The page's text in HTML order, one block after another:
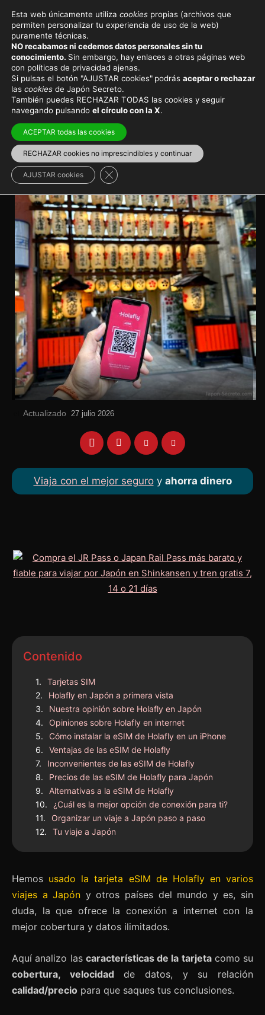
Viajar a Japón Consejos de viaje
eSIM Holafly en Japón:
nuestra opinión después de
probarla
Holafly ofrece las mejores eSIM del mercado para
viajar por todo el mundo, también a Japón
Internet en Japón > Tarjetas SIM y eSIM
Actualizado 27 julio 2026
Viaja con el mejor seguroy ahorra dinero
Contenido
Tarjetas SIM
Holafly en Japón a primera vista
Nuestra opinión sobre Holafly en Japón
Opiniones sobre Holafly en internet
Cómo instalar la eSIM de Holafly en un iPhone
Ventajas de las eSIM de Holafly
Inconvenientes de las eSIM de Holafly
Precios de las eSIM de Holafly para Japón
Alternativas a la eSIM de Holafly
¿Cuál es la mejor opción de conexión para ti?
Organizar un viaje a Japón paso a paso
Tu viaje a Japón
Hemos usado la tarjeta eSIM de Holafly en varios
viajes a Japón y otros países del mundo y es, sin
duda, la que ofrece la conexión a internet con la
mejor cobertura y datos ilimitados.
Aquí analizo las características de la tarjetacomo su
cobertura, velocidad de datos, y su relación
calidad/precio para que saques tus conclusiones.
Esta web únicamente utiliza cookies propias (archivos que
permiten personalizar tu experiencia de uso de la web)
puramente técnicas.
NO recabamos ni cedemos datos personales sin tu
conocimiento. Sin embargo, hay enlaces a otras páginas web
con políticas de privacidad ajenas.
Si pulsas el botón "AJUSTAR cookies" podrás aceptar o rechazar
las cookies de Japón Secreto.
También puedes RECHAZAR TODAS las cookies y seguir
navegando pulsando el círculo con la X.
ACEPTAR todas las cookies
RECHAZAR cookies no imprescindibles y continuar
AJUSTAR cookies Cerrar el banner de cookies RGPD